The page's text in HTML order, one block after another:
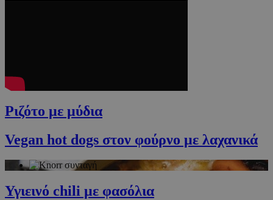
Ριζότο με μύδια
Vegan hot dogs στον φούρνο με λαχανικά
Υγιεινό chili με φασόλια